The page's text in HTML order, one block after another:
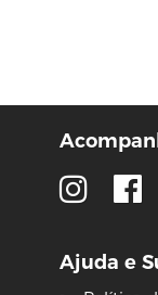
Ajuda e